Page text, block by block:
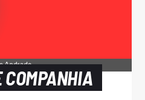
COMPANHIA